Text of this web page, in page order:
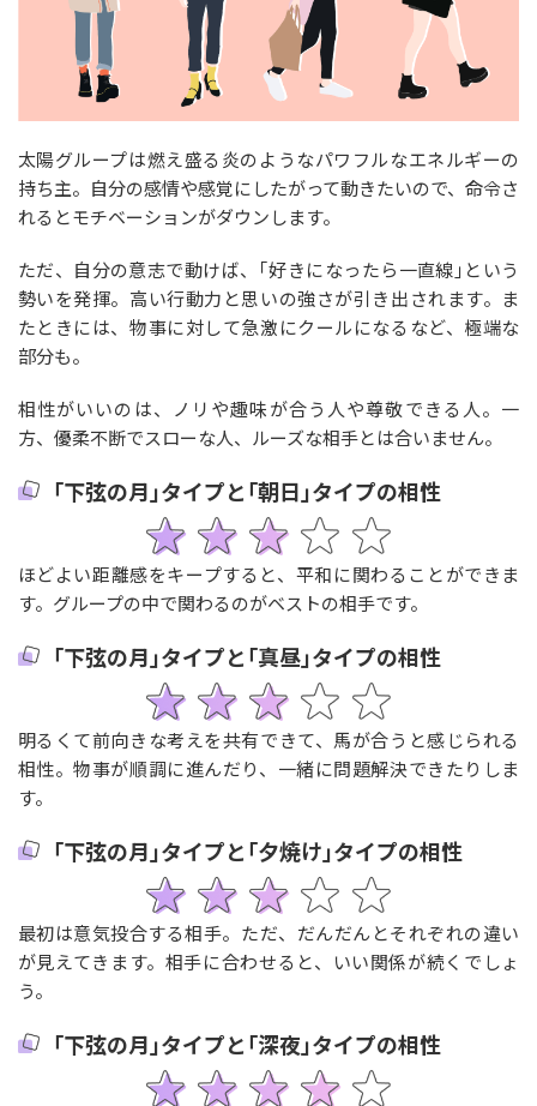
太陽グループは燃え盛る炎のようなパワフルなエネルギーの
持ち主。自分の感情や感覚にしたがって動きたいので、命令さ
れるとモチベーションがダウンします。
ただ、自分の意志で動けば、｢好きになったら一直線｣という
勢いを発揮。高い行動力と思いの強さが引き出されます。ま
たときには、物事に対して急激にクールになるなど、極端な
部分も。
相性がいいのは、ノリや趣味が合う人や尊敬できる人。一
方、優柔不断でスローな人、ルーズな相手とは合いません。
｢下弦の月｣タイプと｢朝日｣タイプの相性
ほどよい距離感をキープすると、平和に関わることができま
す。グループの中で関わるのがベストの相手です。
｢下弦の月｣タイプと｢真昼｣タイプの相性
明るくて前向きな考えを共有できて、馬が合うと感じられる
相性。物事が順調に進んだり、一緒に問題解決できたりしま
す。
｢下弦の月｣タイプと｢夕焼け｣タイプの相性
最初は意気投合する相手。ただ、だんだんとそれぞれの違い
が見えてきます。相手に合わせると、いい関係が続くでしょ
う。
｢下弦の月｣タイプと｢深夜｣タイプの相性